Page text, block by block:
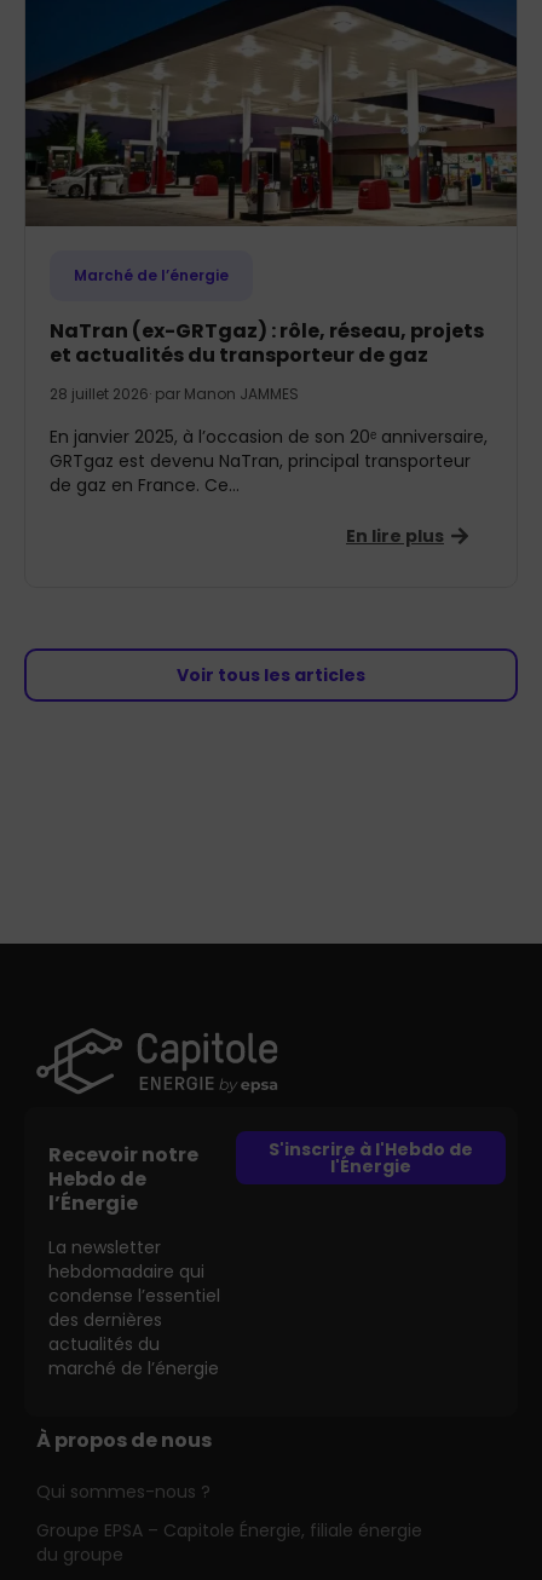
Marché de l’énergie
NaTran (ex-GRTgaz) : rôle, réseau, projets
et actualités du transporteur de gaz
28 juillet 2026· par Manon JAMMES
En janvier 2025, à l’occasion de son 20ᵉ anniversaire,
GRTgaz est devenu NaTran, principal transporteur
de gaz en France. Ce...
En lire plus
Voir tous les articles
Recevoir notre
Hebdo de
l’Énergie
La newsletter
hebdomadaire qui
condense l’essentiel
des dernières
actualités du
marché de l’énergie
S'inscrire à l'Hebdo de
l'Énergie
À propos de nous
Qui sommes-nous ?
Groupe EPSA – Capitole Énergie, filiale énergie
du groupe